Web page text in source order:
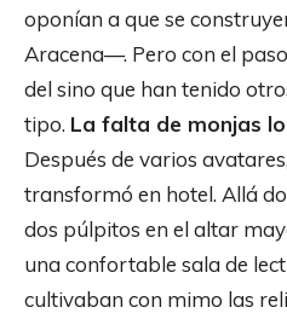
oponían a que se
Aracena—. Pero con el
del sino que han tenido
tipo. La falta de monjas
Después de varios
transformó en hotel. Allá
dos púlpitos en el altar
una confortable sala de
cultivaban con mimo las